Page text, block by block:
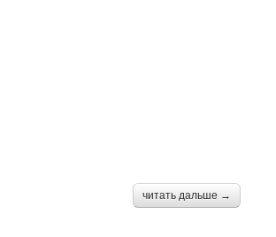
читать дальше →